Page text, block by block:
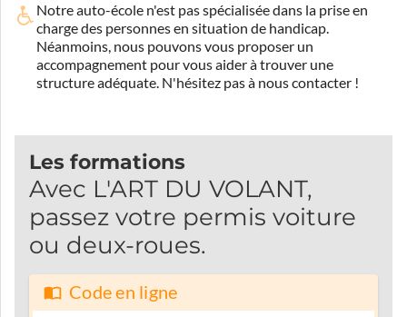
Notre auto-école n'est pas spécialisée dans la prise en
charge des personnes en situation de handicap.
Néanmoins, nous pouvons vous proposer un
accompagnement pour vous aider à trouver une
structure adéquate. N'hésitez pas à nous contacter !
Les formations
Avec L'ART DU VOLANT,
passez votre permis voiture
ou deux-roues.
Code en ligne